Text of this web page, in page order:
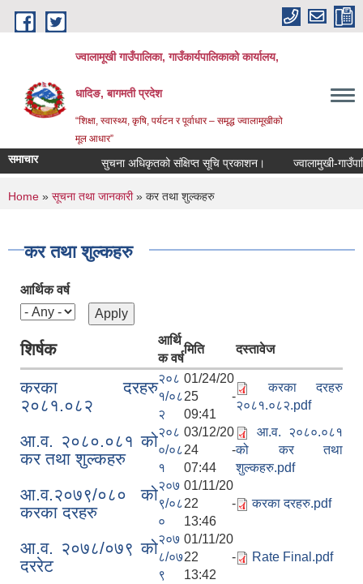
Skip to main content
ज्वालामूखी गाउँपालिका, गाउँकार्यपालिकाको कार्यालय,
धादिङ, बागमती प्रदेश
“शिक्षा, स्वास्थ्य, कृषि, पर्यटन र पूर्वाधार – समृद्ध ज्वालामूखीको
मूल आधार”
समाचार सुचना अधिकृतको संक्षिप्त सूचि प्रकाशन। ज्वालामुखी-
You are here
Home » सूचना तथा जानकारी» कर तथा शुल्कहरु
कर तथा शुल्कहरु
आर्थिक वर्ष
शिर्षक
आर्थि
क वर्ष
मिति दस्तावेज
करका दरहरु
२०८१.०८२
२०८
१/०८
२
01/24/20
25 -
09:41
करका दरहरु
२०८१.०८२.pdf
आ.व. २०८०.०८१ को
कर तथा शुल्कहरु
२०८
०/०८
१
03/12/20
24 -
07:44
आ.व. २०८०.०८१
को कर तथा
शुल्कहरु.pdf
आ.व.२०७९/०८० को
करका दरहरु
२०७
९/०८
०
01/11/20
22 -
13:46
करका दरहरु.pdf
आ.व. २०७८/०७९ को
दररेट
२०७
८/०७
९
01/11/20
22 -
13:42
Rate Final.pdf